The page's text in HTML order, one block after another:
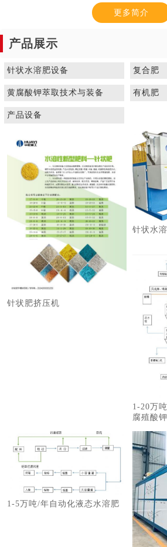
更多简介
产品展示
针状水溶肥设备 复合肥
黄腐酸钾萃取技术与装备 有机肥
产品设备
针状肥挤压机
针状水
1-20万
腐殖酸
1-5万吨/年自动化液态水溶肥